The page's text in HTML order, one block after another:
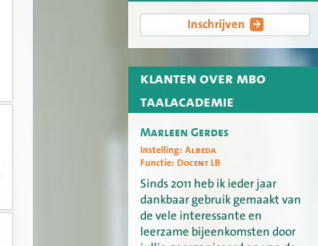
Inschrijven
klanten over mbo
taalacademie
Marleen Gerdes
Instelling: Albeda
Functie: Docent LB
Sinds 2011 heb ik ieder jaar
dankbaar gebruik gemaakt van
de vele interessante en
leerzame bijeenkomsten door